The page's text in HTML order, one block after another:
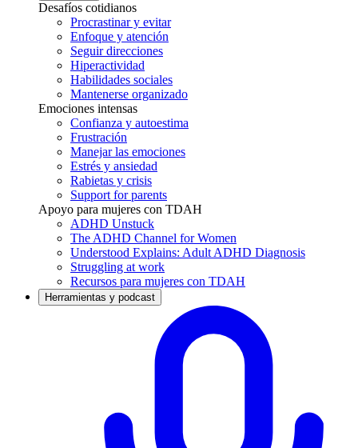
Desafíos cotidianos
Procrastinar y evitar
Enfoque y atención
Seguir direcciones
Hiperactividad
Habilidades sociales
Mantenerse organizado
Emociones intensas
Confianza y autoestima
Frustración
Manejar las emociones
Estrés y ansiedad
Rabietas y crisis
Support for parents
Apoyo para mujeres con TDAH
ADHD Unstuck
The ADHD Channel for Women
Understood Explains: Adult ADHD Diagnosis
Struggling at work
Recursos para mujeres con TDAH
Herramientas y podcast